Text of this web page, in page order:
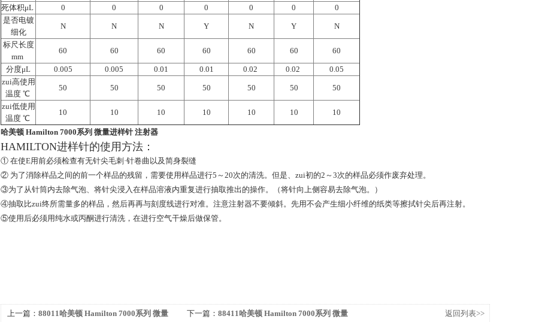
死体积μL
0 0 0 0 0 0
0
是否电镀
细化
N N N Y N Y N
标尺长度
mm
60 60 60 60 60 60 60
分度μL 0.005 0.005 0.01 0.01 0.02 0.02
0.05
zui高使用
温度 ℃
50 50 50 50 50 50 50
zui低使用
温度 ℃
10 10 10 10 10 10 10
哈美顿 Hamilton 7000系列 微量进样针 注射器
HAMILTON进样针的使用方法：
① 在使E用前必须检查有无针尖毛刺·针卷曲以及简身裂缝
② 为了消除样品之间的前一个样品的残留，需要使用样品进行5～20次的清洗。但是、zui初的2～3次的样品必须作废弃处理。
③为了从针筒内去除气泡、将针尖浸入在样品溶液内重复进行抽取推出的操作。（将针向上侧容易去除气泡。）
④抽取比zui终所需量多的样品，然后再再与刻度线进行对准。注意注射器不要倾斜。先用不会产生细小纤维的纸类等擦拭针尖后再注射。
⑤使用后必须用纯水或丙酮进行清洗，在进行空气干燥后做保管。
上一篇： 88011哈美顿 Hamilton 7000系列 微量
下一篇： 88411哈美顿 Hamilton 7000系列 微量
返回列表>>